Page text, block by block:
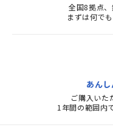
全国8拠点、
まずは何で
あん
ご購入いた
1年間の範囲内